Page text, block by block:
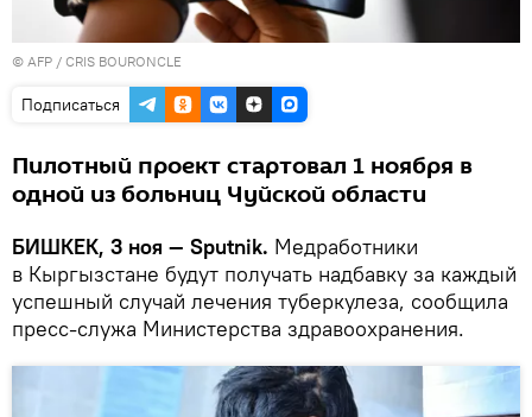
© AFP / CRIS BOURONCLE
Подписаться
Пилотный проект стартовал 1 ноября в
одной из больниц Чуйской области
БИШКЕК, 3 ноя — Sputnik. Медработники
в Кыргызстане будут получать надбавку за каждый
успешный случай лечения туберкулеза, сообщила
пресс-служа Министерства здравоохранения.